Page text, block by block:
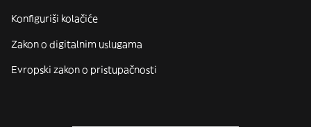
Konfiguriši kolačiće
Zakon o digitalnim uslugama
Evropski zakon o pristupačnosti